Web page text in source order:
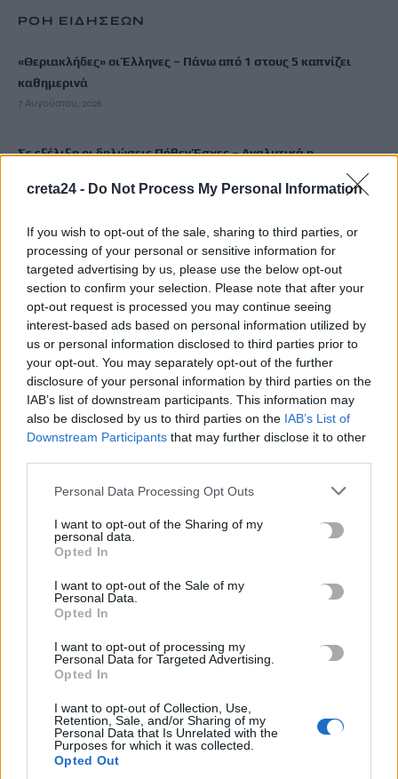
creta24 - Do Not Process My Personal Information
If you wish to opt-out of the sale, sharing to third parties, or
processing of your personal or sensitive information for
targeted advertising by us, please use the below opt-out
section to confirm your selection. Please note that after your
opt-out request is processed you may continue seeing
interest-based ads based on personal information utilized by
us or personal information disclosed to third parties prior to
your opt-out. You may separately opt-out of the further
disclosure of your personal information by third parties on the
IAB’s list of downstream participants. This information may
also be disclosed by us to third parties on the IAB’s List of
Downstream Participants that may further disclose it to other
Personal Data Processing Opt Outs
I want to opt-out of the Sharing of my
personal data.
Opted In
I want to opt-out of the Sale of my
Personal Data.
Opted In
I want to opt-out of processing my
Personal Data for Targeted Advertising.
Opted In
I want to opt-out of Collection, Use,
Retention, Sale, and/or Sharing of my
Personal Data that Is Unrelated with the
Purposes for which it was collected.
Opted Out
ΡΟΗ ΕΙΔΗΣΕΩΝ
«Θεριακλήδες» οι Έλληνες – Πάνω από 1 στους 5 καπνίζει
καθημερινά
7 Αυγούστου, 2026
Σε εξέλιξη οι δηλώσεις Πόθεν Έσχες – Αναλυτικά η
7 Αυγούστου, 2026
Πότε πληρώνονται οι συντάξεις Σεπτεμβρίου
7 Αυγούστου, 2026
Ξεκινούν οι ετήσιες Καλοκαιρινές Εκθέσεις του Φεστιβάλ
Ισπανία: Απολιθώματα αποκαλύπτουν ότι οι πρώτοι
Ευρωπαίοι ίσως ασκούσαν κανιβαλισμό
Σοκαριστικές αποκαλύψεις του FBI μετά το Μουντιάλ: «Θα
ανατινάξω τον Μέσι με τέσσερις βόμβες»
7 Αυγούστου, 2026
ΗΠΑ: Δασκάλα χορού κατηγορείται για σεξουαλική
κακοποίηση δύο ανήλικων μαθητών της
Το Ελληνικό Μεσογειακό Πανεπιστήμιο εκδίδει ηλεκτρονικά
τα Πρακτικά του Διεπιστημονικού Συνεδρίου «Ρένα
Κυριακού»
7 Αυγούστου, 2026